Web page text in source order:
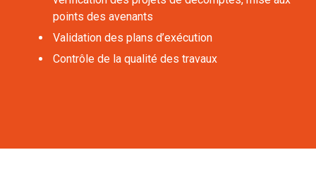
points des avenants
Validation des plans d’exécution
Contrôle de la qualité des travaux